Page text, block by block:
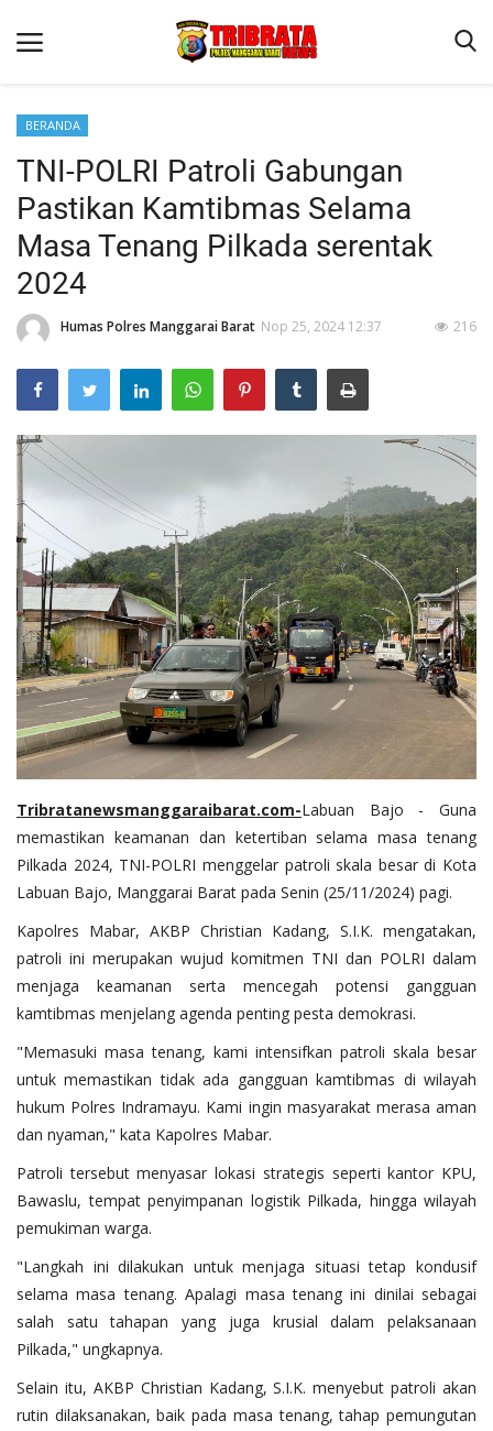
Beranda
Binkam
Terms & Conditions
Reskrim
Lantas
Polisi Kita
Mitra Polisi
Giat Ops
BERANDA
TNI-POLRI Patroli Gabungan
Pastikan Kamtibmas Selama
Masa Tenang Pilkada serentak
2024
Humas Polres Manggarai Barat Nop 25, 2024 12:37 216
Tribratanewsmanggaraibarat.com-Labuan Bajo - Guna
memastikan keamanan dan ketertiban selama masa tenang
Pilkada 2024, TNI-POLRI menggelar patroli skala besar di Kota
Labuan Bajo, Manggarai Barat pada Senin (25/11/2024) pagi.
Kapolres Mabar, AKBP Christian Kadang, S.I.K. mengatakan,
patroli ini merupakan wujud komitmen TNI dan POLRI dalam
menjaga keamanan serta mencegah potensi gangguan
kamtibmas menjelang agenda penting pesta demokrasi.
"Memasuki masa tenang, kami intensifkan patroli skala besar
untuk memastikan tidak ada gangguan kamtibmas di wilayah
hukum Polres Indramayu. Kami ingin masyarakat merasa aman
dan nyaman," kata Kapolres Mabar.
Patroli tersebut menyasar lokasi strategis seperti kantor KPU,
Bawaslu, tempat penyimpanan logistik Pilkada, hingga wilayah
pemukiman warga.
"Langkah ini dilakukan untuk menjaga situasi tetap kondusif
selama masa tenang. Apalagi masa tenang ini dinilai sebagai
salah satu tahapan yang juga krusial dalam pelaksanaan
Pilkada," ungkapnya.
Selain itu, AKBP Christian Kadang, S.I.K. menyebut patroli akan
rutin dilaksanakan, baik pada masa tenang, tahap pemungutan